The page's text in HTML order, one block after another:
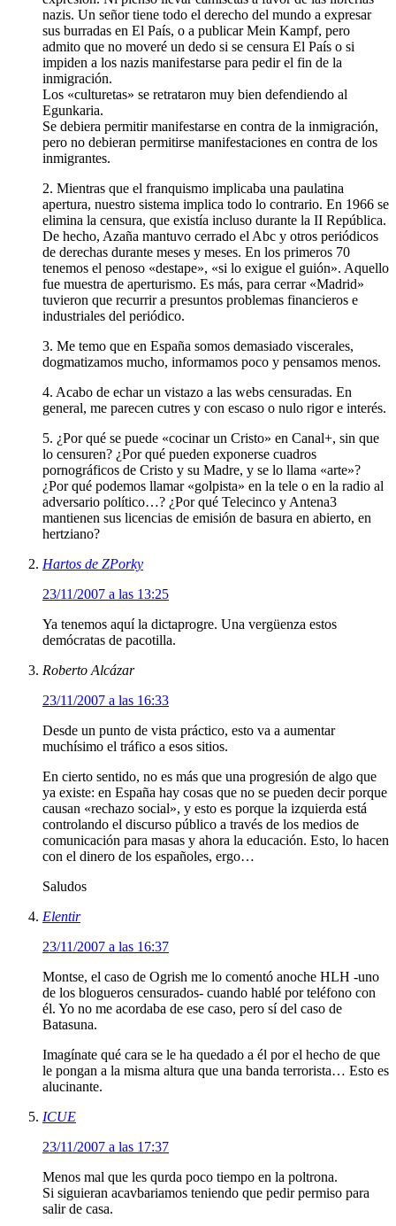
nazis. Un señor tiene todo el derecho del mundo a expresar
sus burradas en El País, o a publicar Mein Kampf, pero
admito que no moveré un dedo si se censura El País o si
impiden a los nazis manifestarse para pedir el fin de la
inmigración.
Los «culturetas» se retrataron muy bien defendiendo al
Egunkaria.
Se debiera permitir manifestarse en contra de la inmigración,
pero no debieran permitirse manifestaciones en contra de los
inmigrantes.
2. Mientras que el franquismo implicaba una paulatina
apertura, nuestro sistema implica todo lo contrario. En 1966 se
elimina la censura, que existía incluso durante la II República.
De hecho, Azaña mantuvo cerrado el Abc y otros periódicos
de derechas durante meses y meses. En los primeros 70
tenemos el penoso «destape», «si lo exigue el guión». Aquello
fue muestra de aperturismo. Es más, para cerrar «Madrid»
tuvieron que recurrir a presuntos problemas financieros e
industriales del periódico.
3. Me temo que en España somos demasiado viscerales,
dogmatizamos mucho, informamos poco y pensamos menos.
4. Acabo de echar un vistazo a las webs censuradas. En
general, me parecen cutres y con escaso o nulo rigor e interés.
5. ¿Por qué se puede «cocinar un Cristo» en Canal+, sin que
lo censuren? ¿Por qué pueden exponerse cuadros
pornográficos de Cristo y su Madre, y se lo llama «arte»?
¿Por qué podemos llamar «golpista» en la tele o en la radio al
adversario político…? ¿Por qué Telecinco y Antena3
mantienen sus licencias de emisión de basura en abierto, en
hertziano?
Hartos de ZPorky
23/11/2007 a las 13:25
Ya tenemos aquí la dictaprogre. Una vergüenza estos
demócratas de pacotilla.
Roberto Alcázar
23/11/2007 a las 16:33
Desde un punto de vista práctico, esto va a aumentar
muchísimo el tráfico a esos sitios.
En cierto sentido, no es más que una progresión de algo que
ya existe: en España hay cosas que no se pueden decir porque
causan «rechazo social», y esto es porque la izquierda está
controlando el discurso público a través de los medios de
comunicación para masas y ahora la educación. Esto, lo hacen
con el dinero de los españoles, ergo…
Saludos
Elentir
23/11/2007 a las 16:37
Montse, el caso de Ogrish me lo comentó anoche HLH -uno
de los blogueros censurados- cuando hablé por teléfono con
él. Yo no me acordaba de ese caso, pero sí del caso de
Batasuna.
Imagínate qué cara se le ha quedado a él por el hecho de que
le pongan a la misma altura que una banda terrorista… Esto es
alucinante.
ICUE
23/11/2007 a las 17:37
Menos mal que les qurda poco tiempo en la poltrona.
Si siguieran acavbariamos teniendo que pedir permiso para
salir de casa.